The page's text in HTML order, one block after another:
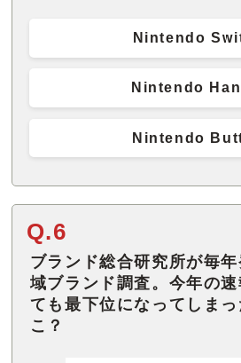
Nintendo
Nintendo
Nintendo
Q.6
ブランド総合研究所が毎
域ブランド調査。今年の
ても最下位になってしま
こ？